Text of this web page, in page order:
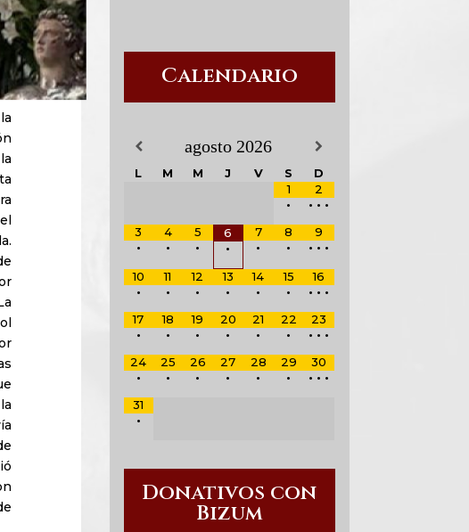
Calendario
agosto 2026
L M M J V S
D
1
•
2
• • •
3
•
4
•
5
•
6
•
7
•
8
•
9
• • •
10
•
11
•
12
•
13
•
14
•
15
•
16
• • •
17
•
18
•
19
•
20
•
21
•
22
•
23
• • •
24
•
25
•
26
•
27
•
28
•
29
•
30
• • •
31
•
Donativos con
Bizum